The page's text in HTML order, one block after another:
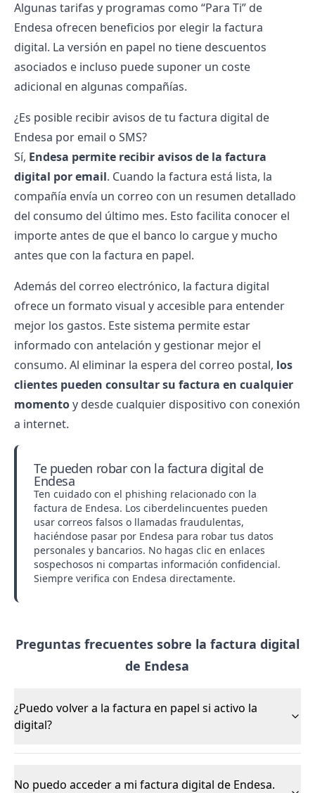
Algunas tarifas y programas como “Para Ti” de
Endesa ofrecen beneficios por elegir la factura
digital. La versión en papel no tiene descuentos
asociados e incluso puede suponer un coste
adicional en algunas compañías.
¿Es posible recibir avisos de tu factura digital de
Endesa por email o SMS?
Sí, Endesa permite recibir avisos de la factura
digital por email. Cuando la factura está lista, la
compañía envía un correo con un resumen detallado
del consumo del último mes. Esto facilita conocer el
importe antes de que el banco lo cargue y mucho
antes que con la factura en papel.
Además del correo electrónico, la factura digital
ofrece un formato visual y accesible para entender
mejor los gastos. Este sistema permite estar
informado con antelación y gestionar mejor el
consumo. Al eliminar la espera del correo postal, los
clientes pueden consultar su factura en cualquier
momentoy desde cualquier dispositivo con conexión
a internet.
Te pueden robar con la factura digital de
Endesa
Ten cuidado con el phishing relacionado con la
factura de Endesa. Los ciberdelincuentes pueden
usar correos falsos o llamadas fraudulentas,
haciéndose pasar por Endesa para robar tus datos
personales y bancarios. No hagas clic en enlaces
sospechosos ni compartas información confidencial.
Siempre verifica con Endesa directamente.
Preguntas frecuentes sobre la factura digital
de Endesa
¿Puedo volver a la factura en papel si activo la
digital?
No puedo acceder a mi factura digital de Endesa.